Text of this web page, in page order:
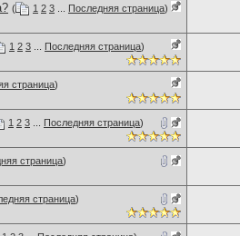
( 1 2 3 Последняя страница)
1 2 3 Последняя страница)
страница)
1 2 3 Последняя страница)
страница)
страница)